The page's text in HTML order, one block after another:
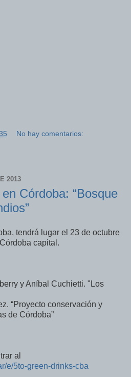
No hay comentarios:
2013
Córdoba: “Bosque
tendrá lugar el 23 de octubre
capital.
y Aníbal Cuchietti. "Los
“Proyecto conservación y
de Córdoba”
al
e/5to-green-drinks-cba